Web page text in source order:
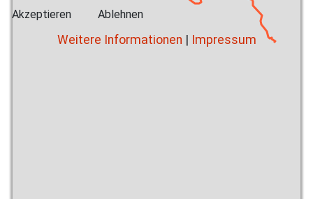
Akzeptieren Ablehnen
Weitere Informationen Impressum